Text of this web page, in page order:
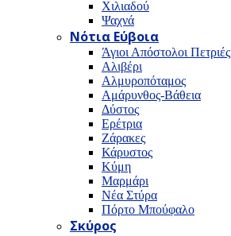
Χιλιαδού
Ψαχνά
Νότια Εύβοια
Άγιοι Απόστολοι Πετριές
Αλιβέρι
Αλμυροπόταμος
Αμάρυνθος-Βάθεια
Δύστος
Ερέτρια
Ζάρακες
Κάρυστος
Κύμη
Μαρμάρι
Νέα Στύρα
Πόρτο Μπούφαλο
Σκύρος